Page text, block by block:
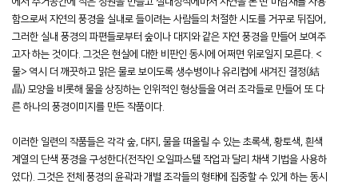
함으로써 자연의 풍경을 실내로 들이려는 사람들의 처절한 시도를 거꾸로 뒤집어,
그러한 실내 풍경의 파편들로부터 숲이나 대지와 같은 자연 풍경을 만들어 보여주
고자 하는 것이다. 그것은 현실에 대한 비판인 동시에 어쩌면 위로일지 모른다. <
물> 역시 더 깨끗하고 맑은 물로 보이도록 생수병이나 유리컵에 새겨진 결정(結
晶) 모양을 비롯해 물을 상징하는 인위적인 형상들을 여러 조각들로 만들어 또 다
른 하나의 풍경이미지를 만든 작품이다.
이러한 일련의 작품들은 각각 숲, 대지, 물을 떠올릴 수 있는 초록색, 황토색, 흰색
계열의 단색 풍경을 구성한다(전작인 오일파스텔 작업과 달리 채색 기법을 사용하
였다). 그것은 전체 풍경의 윤곽과 개별 조각들의 형태에 집중할 수 있게 하는 동시